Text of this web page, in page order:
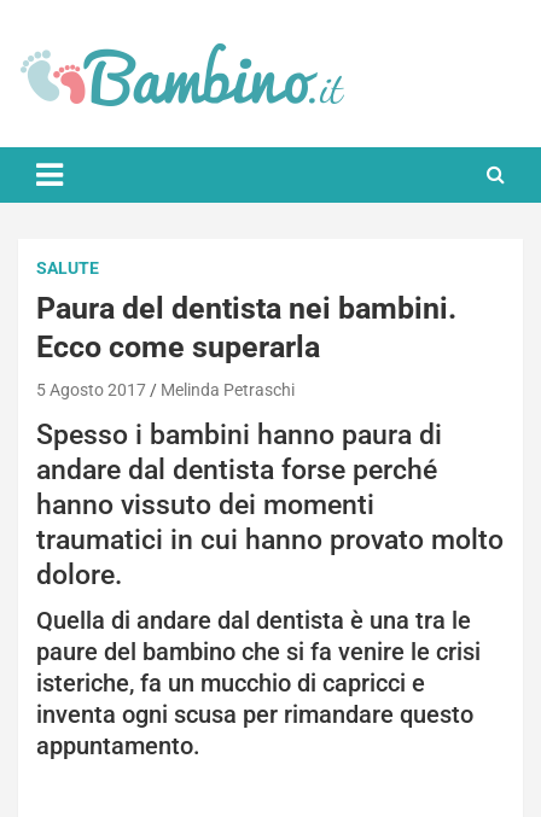
content
Bambino.it
SALUTE
Paura del dentista nei bambini.
Ecco come superarla
5 Agosto 2017 Melinda Petraschi
Spesso i bambini hanno paura di
andare dal dentista forse perché
hanno vissuto dei momenti
traumatici in cui hanno provato molto
dolore.
Quella di andare dal dentista è una tra le
paure del bambino che si fa venire le crisi
isteriche, fa un mucchio di capricci e
inventa ogni scusa per rimandare questo
appuntamento.